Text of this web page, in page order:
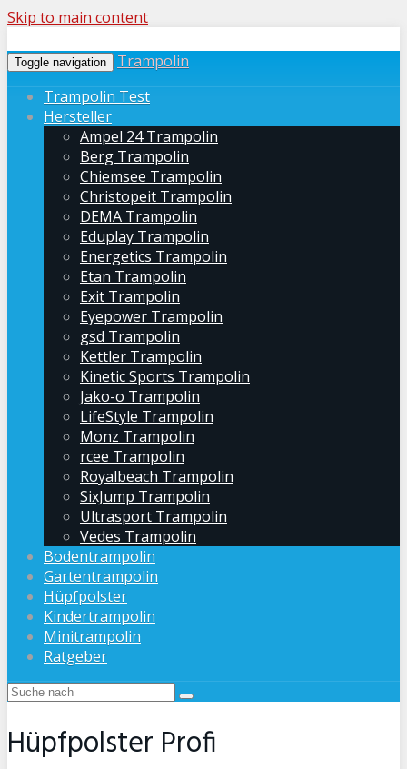
Skip to main content
Toggle navigation
Trampolin
Trampolin Test
Hersteller
Ampel 24 Trampolin
Berg Trampolin
Chiemsee Trampolin
Christopeit Trampolin
DEMA Trampolin
Eduplay Trampolin
Energetics Trampolin
Etan Trampolin
Exit Trampolin
Eyepower Trampolin
gsd Trampolin
Kettler Trampolin
Kinetic Sports Trampolin
Jako-o Trampolin
LifeStyle Trampolin
Monz Trampolin
rcee Trampolin
Royalbeach Trampolin
SixJump Trampolin
Ultrasport Trampolin
Vedes Trampolin
Bodentrampolin
Gartentrampolin
Hüpfpolster
Kindertrampolin
Minitrampolin
Ratgeber
Hüpfpolster Profi